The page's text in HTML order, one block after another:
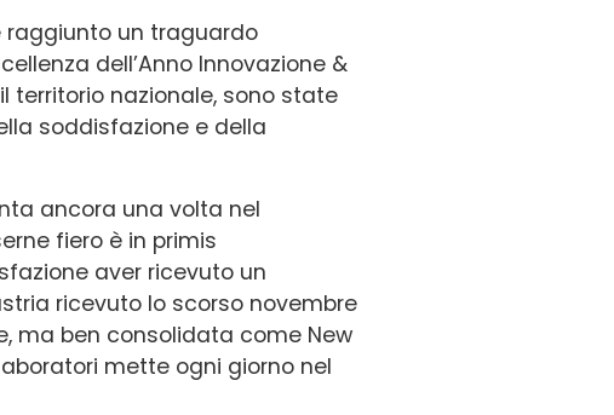
raggiunto un traguardo
dell’Anno Innovazione &
territorio nazionale, sono state
soddisfazione e della
ancora una volta nel
fiero è in primis
aver ricevuto un
ricevuto lo scorso novembre
ma ben consolidata come New
mette ogni giorno nel